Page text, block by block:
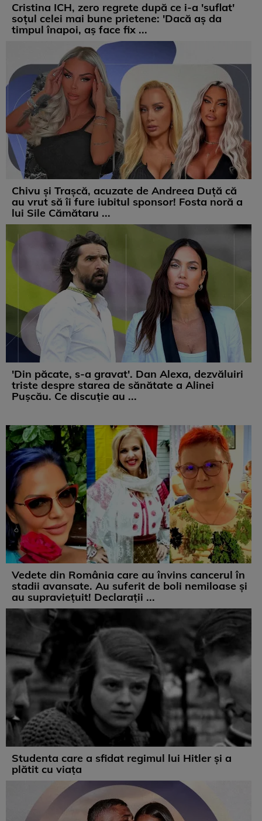
Cristina ICH, zero regrete după ce i-a 'suflat'
soțul celei mai bune prietene: 'Dacă aș da
timpul înapoi, aș face fix ...
Chivu și Trașcă, acuzate de Andreea Duță că
au vrut să îi fure iubitul sponsor! Fosta noră a
lui Sile Cămătaru ...
'Din păcate, s-a gravat'. Dan Alexa, dezvăluiri
triste despre starea de sănătate a Alinei
Pușcău. Ce discuție au ...
Vedete din România care au învins cancerul în
stadii avansate. Au suferit de boli nemiloase şi
au supravieţuit! Declarații ...
Studenta care a sfidat regimul lui Hitler și a
plătit cu viața